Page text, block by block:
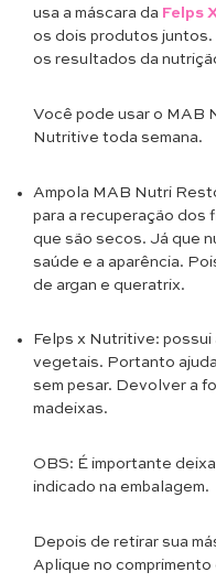
usa a máscara da Felps
os dois produtos
os resultados da
Você pode usar o MAB
Nutritive toda semana.
Ampola MAB Nutri
para a recuperação dos
que são secos. Já que
saúde e a aparência.
de argan e queratrix.
Felps x Nutritive:
vegetais. Portanto
sem pesar. Devolver a
madeixas.
OBS: É importante
indicado na embalagem.
Depois de retirar sua
Aplique no